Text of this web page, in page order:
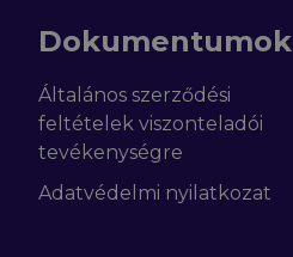
Dokumentumok
Általános szerződési
feltételek viszonteladói
tevékenységre
Adatvédelmi nyilatkozat